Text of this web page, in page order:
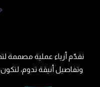
نقدّم أزياء عملية مصممة
وتفاصيل أنيقة تدوم،